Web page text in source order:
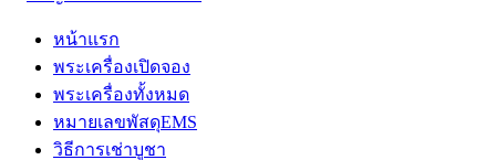
หน้าแรก
พระเครื่องเปิดจอง
พระเครื่องทั้งหมด
หมายเลขพัสดุEMS
วิธีการเช่าบูชา